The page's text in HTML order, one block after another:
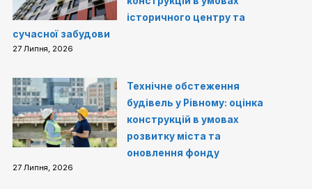
історичного центру та
сучасної забудови
27 Липня, 2026
Технічне обстеження
будівель у Рівному: оцінка
конструкцій в умовах
розвитку міста та
оновлення фонду
27 Липня, 2026